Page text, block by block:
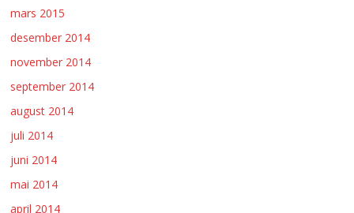
mars 2015
desember 2014
november 2014
september 2014
august 2014
juli 2014
juni 2014
mai 2014
april 2014